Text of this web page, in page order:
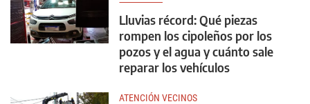
Lluvias récord: Qué piezas
rompen los cipoleños por los
pozos y el agua y cuánto sale
reparar los vehículos
ATENCIÓN VECINOS